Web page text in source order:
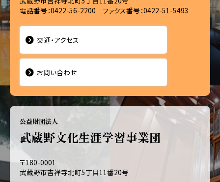
電話番号：0422-56-2200 ファクス番号：0422-51-5493
交通・アクセス
お問い合わせ
公益財団法人
武蔵野文化生涯学習事業団
〒180-0001
武蔵野市吉祥寺北町5丁目11番20号